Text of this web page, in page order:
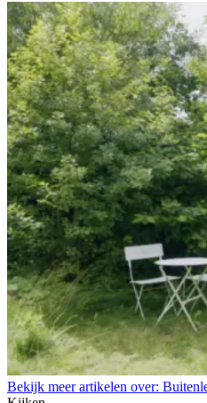
Bekijk meer artikelen over: